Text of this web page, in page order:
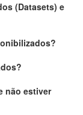
(Datasets) e
não estiver